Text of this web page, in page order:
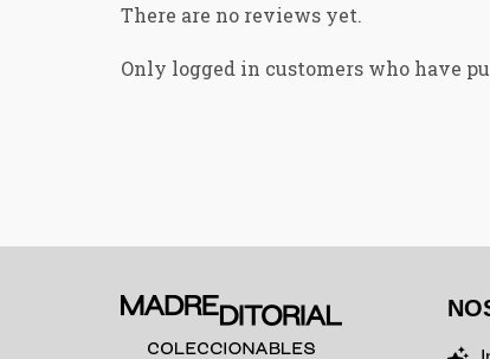
There are no reviews yet.
Only logged in customers who have